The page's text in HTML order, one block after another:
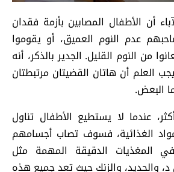
أن الأطفال المصابين بأزمة فقدان
عدم النوم العميق، أو يقوموا
من النوم القليل. الجدير بالذكر، أنه
العلم أن هاتان القضيتان مرتبطتان
البعض.
عندما لا يستطيع الأطفال تناول
الغذائية، فسوف تصاب أجسامهم
المغذيات الدقيقة المهمة مثل
د، والحديد، والزنك حيث تعد جميع هذه